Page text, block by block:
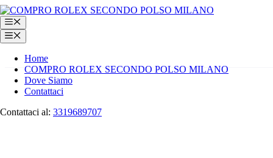
Vai
al
contenuto
Menu
Menu
Home
COMPRO ROLEX SECONDO POLSO MILANO
Dove Siamo
Contattaci
Contattaci al: 3319689707